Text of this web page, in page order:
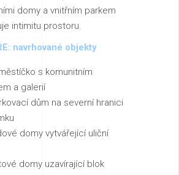
domy a vnitřním parkem
intimitu prostoru.
navrhované objekty
s komunitním
a galerií
dům na severní hranici
domy vytvářející uliční
domy uzavírající blok